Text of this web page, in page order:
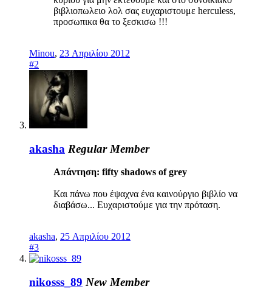
βιβλιοπωλειο λολ σας ευχαριστουμε herculess,
προσωπικα θα το ξεσκισω !!!
Minou, 23 Απριλίου 2012
#2
akasha Regular Member
Απάντηση: fifty shadows of grey
Και πάνω που έψαχνα ένα καινούργιο βιβλίο να
διαβάσω... Ευχαριστούμε για την πρόταση.
akasha, 25 Απριλίου 2012
#3
nikosss_89 New Member